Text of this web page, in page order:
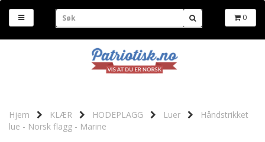
0
Hjem KLÆR HODEPLAGG Luer
Håndstrikket
lue - Norsk flagg - Marine